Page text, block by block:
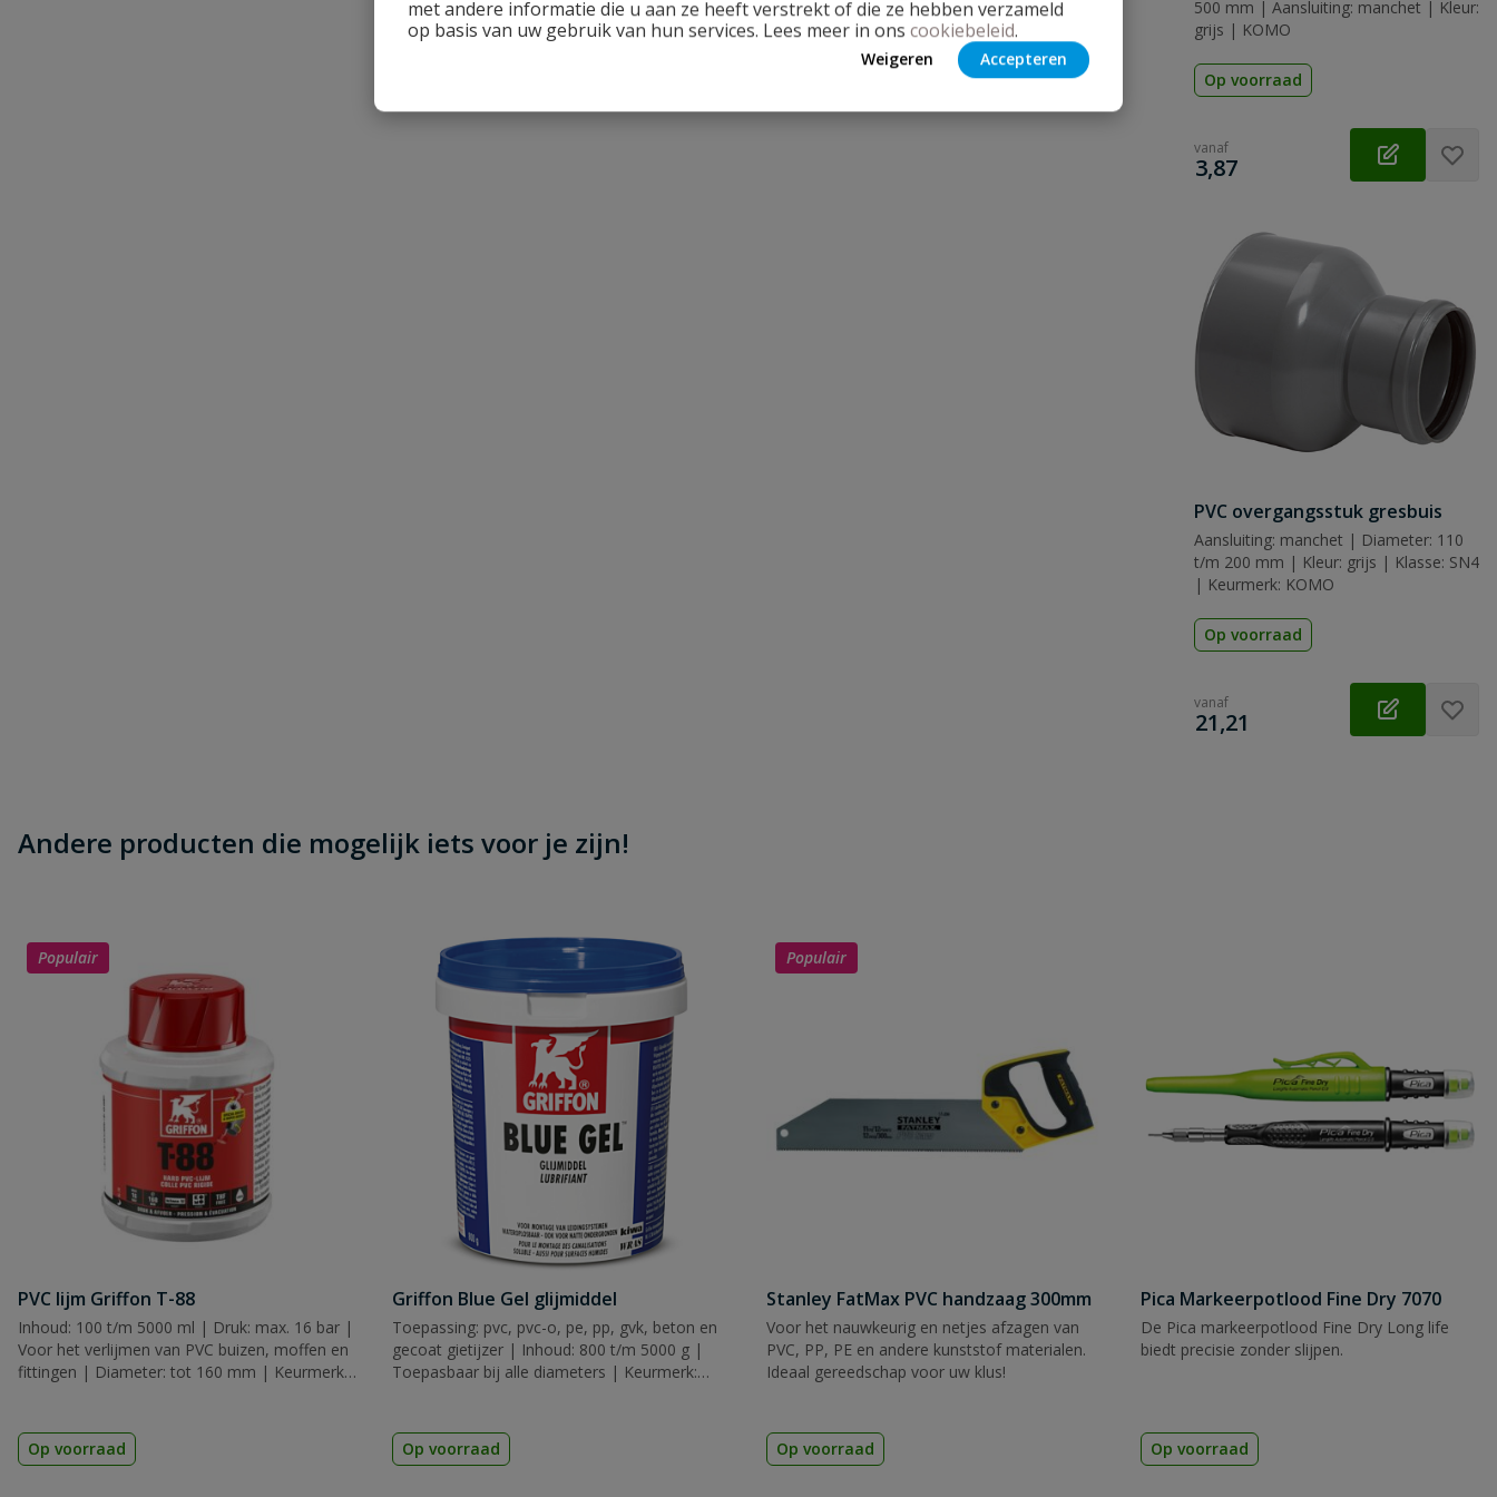
met andere informatie die u aan ze heeft verstrekt of die ze hebben verzameld
op basis van uw gebruik van hun services. Lees meer in ons cookiebeleid.
Weigeren Accepteren
500 mm | Aansluiting: manchet | Kleur:
grijs | KOMO
Op voorraad
vanaf
€
3,87
PVC overgangsstuk gresbuis
Aansluiting: manchet | Diameter: 110
t/m 200 mm | Kleur: grijs | Klasse: SN4
| Keurmerk: KOMO
Op voorraad
vanaf
€
21,21
Andere producten die mogelijk iets voor je zijn!
Populair
PVC lijm Griffon T-88
Inhoud: 100 t/m 5000 ml | Druk: max. 16 bar |
Voor het verlijmen van PVC buizen, moffen en
fittingen | Diameter: tot 160 mm | Keurmerk:
Op voorraad
Griffon Blue Gel glijmiddel
Toepassing: pvc, pvc-o, pe, pp, gvk, beton en
gecoat gietijzer | Inhoud: 800 t/m 5000 g |
Toepasbaar bij alle diameters | Keurmerk:
Op voorraad
Populair
Stanley FatMax PVC handzaag 300mm
Voor het nauwkeurig en netjes afzagen van
PVC, PP, PE en andere kunststof materialen.
Ideaal gereedschap voor uw klus!
Op voorraad
Pica Markeerpotlood Fine Dry 7070
De Pica markeerpotlood Fine Dry Long life
biedt precisie zonder slijpen.
Op voorraad